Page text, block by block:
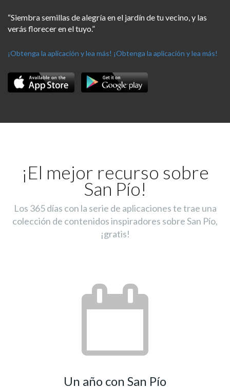
“Siembra semillas de alegría en el jardín de tu vecino, y las
verás florecer en el tuyo.”
¡Obtenga la aplicación y lea más! ¡Obtenga la aplicación y lea más!
¡El mejor recurso sobre
San Pío!
Los 365 días con la serie de aplicaciones te trae una
colección de contenidos inspiradores sobre San Pío,
¡gratis!
Un año con San Pío